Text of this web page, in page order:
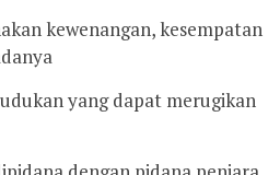
kewenangan, kesempatan
yang dapat merugikan